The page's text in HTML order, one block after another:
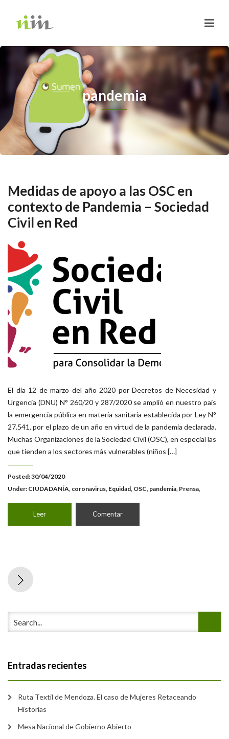
pandemia
Medidas de apoyo a las OSC en
contexto de Pandemia – Sociedad
Civil en Red
El día 12 de marzo del año 2020 por Decretos de Necesidad y
Urgencia (DNU) N° 260/20 y 287/2020 se amplió en nuestro país
la emergencia pública en materia sanitaria establecida por Ley N°
27.541, por el plazo de un año en virtud de la pandemia declarada.
Muchas Organizaciones de la Sociedad Civil (OSC), en especial las
que tienden a los sectores más vulnerables (niños […]
Posted: 30/04/2020
Under: CIUDADANÍA, coronavirus, Equidad, OSC, pandemia, Prensa,
Leer Comentar
Entradas recientes
Ruta Textil de Mendoza. El caso de Mujeres Retaceando
Historias
Mesa Nacional de Gobierno Abierto